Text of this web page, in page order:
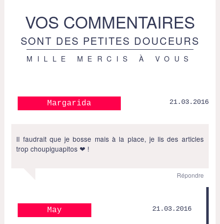
VOS COMMENTAIRES
SONT DES PETITES DOUCEURS
MILLE MERCIS À VOUS
Margarida 21.03.2016
Il faudrait que je bosse mais à la place, je lis des articles
trop choupiguapitos ❤ !
Répondre
May 21.03.2016